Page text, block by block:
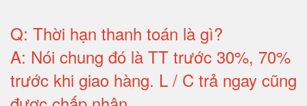
Q: Thời hạn thanh toán là gì?
A: Nói chung đó là TT trước 30%, 70%
trước khi giao hàng. L / C trả ngay cũng